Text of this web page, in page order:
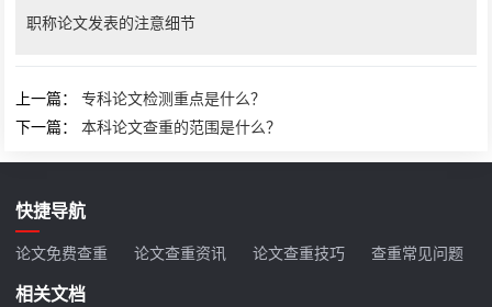
职称论文发表的注意细节
上一篇：专科论文检测重点是什么？
下一篇：本科论文查重的范围是什么？
快捷导航
论文免费查重 论文查重资讯 论文查重技巧 查重常见问题
相关文档